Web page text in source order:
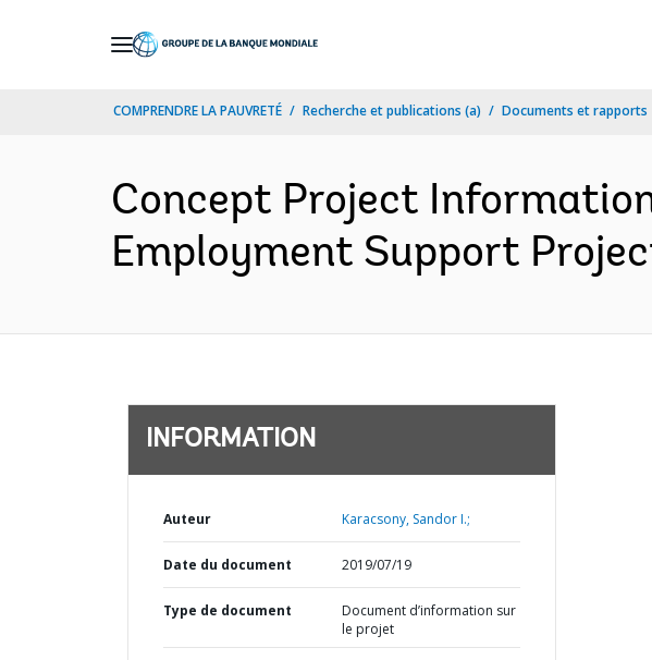
COMPRENDRE LA PAUVRETÉ Recherche et publications (a) Documents et rapports
Concept Project
Employment Support
INFORMATION
Auteur Karacsony, Sandor I.;
Date du document 2019/07/19
Type de document
Document d’information sur
le projet